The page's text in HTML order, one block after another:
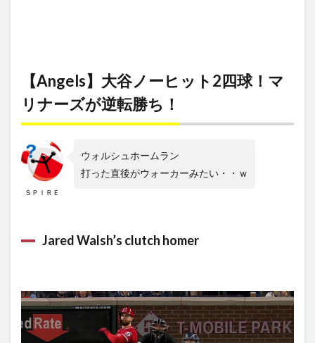
【Angels】大谷ノーヒット2四球！マ
リナーズが逆転勝ち！
ＳＰＩＲＥ
ウォルシュホームラン
打った直後がウォーカーみたい・・ｗ
Jared Walsh’s clutch homer